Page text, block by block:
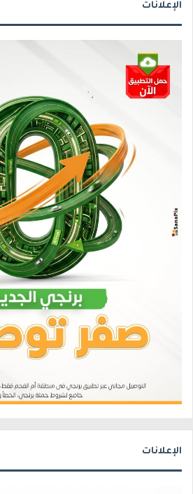
الإعلانات
الإعلانات